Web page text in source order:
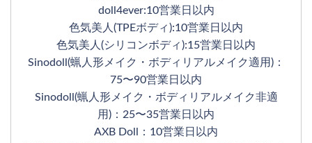
doll4ever:10営業日以内
色気美人(TPEボディ):10営業日以内
色気美人(シリコンボディ):15営業日以内
Sinodoll(蝋人形メイク・ボディリアルメイク適用)：
75〜90営業日以内
Sinodoll(蝋人形メイク・ボディリアルメイク非適
用)：25〜35営業日以内
AXB Doll：10営業日以内